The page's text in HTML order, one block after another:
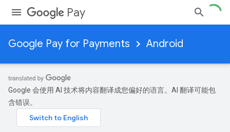
Pay
Google Pay for Payments Android
Google 会使用 AI 技术将内容翻译成您偏好的语言。AI 翻译可能包
含错误。